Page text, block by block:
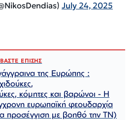
July 24, 2025
ΕΠΙΣΗΣ
της Ευρώπης :
κόμητες και βαρώνοι - Η
ευρωπαϊκή φεουδαρχία
προσέγγιση με βοηθό την ΤΝ)